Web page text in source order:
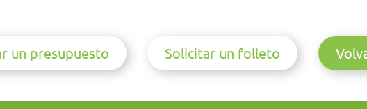
un presupuesto Solicitar un folleto